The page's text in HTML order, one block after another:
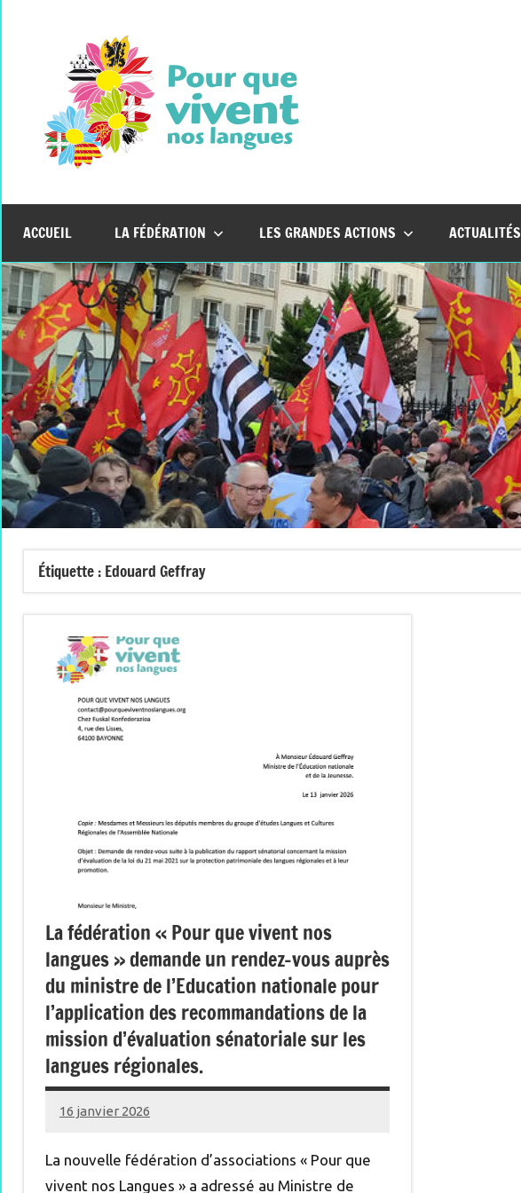
Vivent
Nos
Langues
ACCUEIL LA FÉDÉRATION LES GRANDES ACTIONS ACTUALITÉS
Étiquette : Edouard Geffray
La fédération « Pour que vivent nos
langues » demande un rendez-vous auprès
du ministre de l’Education nationale pour
l’application des recommandations de la
mission d’évaluation sénatoriale sur les
langues régionales.
16 janvier 2026
Renan
La nouvelle fédération d’associations « Pour que
vivent nos Langues » a adressé au Ministre de